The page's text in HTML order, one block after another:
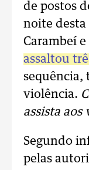
de postos
noite
Carambeí e
assaltou
sequência,
violência.
assista aos
Segundo
pelas